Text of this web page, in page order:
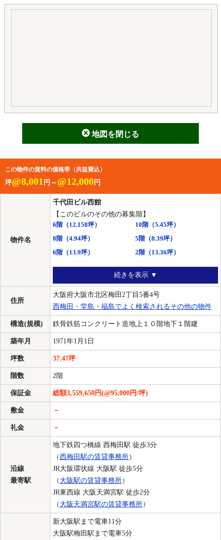
地図を閉じる
この物件の賃料の価格帯（共益費込）
坪@8,001 円～ @12,000 円
物件名
千代田ビル西館
【このビルのその他の募集階】
6階（12.158坪） 10階（5.45坪）
8階（4.94坪） 5階（8.39坪）
6階（13.9坪） 2階（13.36坪）
続きを表示 ▼
住所
大阪府大阪市北区梅田2丁目5番4号
西梅田・堂島・福島でよく検索されるその他の物件
構造(規模) 鉄骨鉄筋コンクリート造地上１０階地下１階建
築年月 1971年1月1日
坪数 37.47坪
階数 2階
保証金 総額3,559,650円(@95,000円/坪)
敷金 －
礼金 －
沿線
最寄駅
地下鉄四つ橋線 西梅田駅 徒歩3分
（西梅田駅の賃貸事務所）
JR大阪環状線 大阪駅 徒歩5分
（ 大阪駅の賃貸事務所）
JR東西線 大阪天満宮駅 徒歩2分
（ 大阪天満宮駅の賃貸事務所）
新大阪駅まで電車11分
大阪駅梅田駅まで電車5分